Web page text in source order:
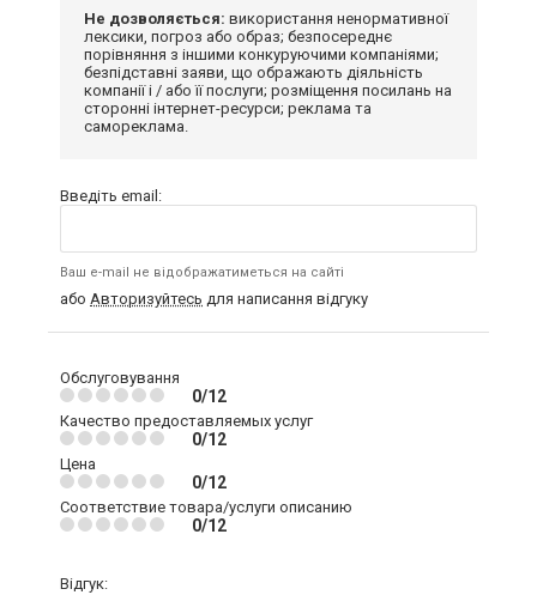
Не дозволяється: використання ненормативної
лексики, погроз або образ; безпосереднє
порівняння з іншими конкуруючими компаніями;
безпідставні заяви, що ображають діяльність
компанії і / або її послуги; розміщення посилань на
сторонні інтернет-ресурси; реклама та
самореклама.
Введіть email:
Ваш e-mail не відображатиметься на сайті
або Авторизуйтесь для написання відгуку
Обслуговування
0/12
Качество предоставляемых услуг
0/12
Цена
0/12
Соответствие товара/услуги описанию
0/12
Відгук: